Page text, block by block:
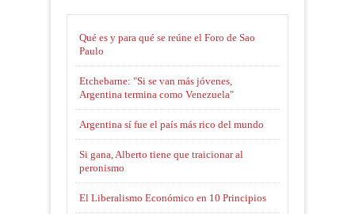
Qué es y para qué se reúne el Foro de Sao
Paulo
Etchebarne: "Si se van más jóvenes,
Argentina termina como Venezuela"
Argentina sí fue el país más rico del mundo
Si gana, Alberto tiene que traicionar al
peronismo
El Liberalismo Económico en 10 Principios